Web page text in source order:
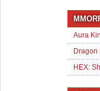
Aura
Dragon
HEX: